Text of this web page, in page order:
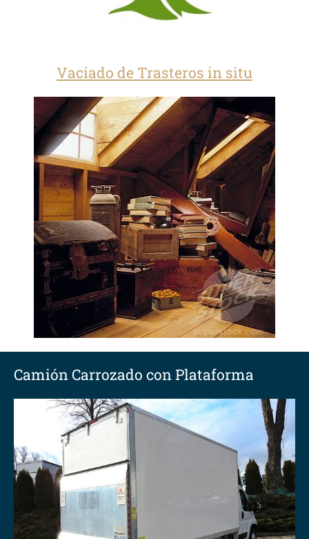
Vaciado de Trasteros in situ
Camión Carrozado con Plataforma